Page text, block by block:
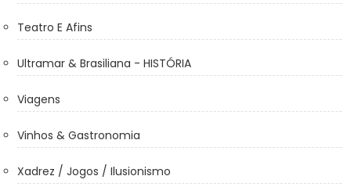
Teatro E Afins
Ultramar & Brasiliana - HISTÓRIA
Viagens
Vinhos & Gastronomia
Xadrez / Jogos / Ilusionismo